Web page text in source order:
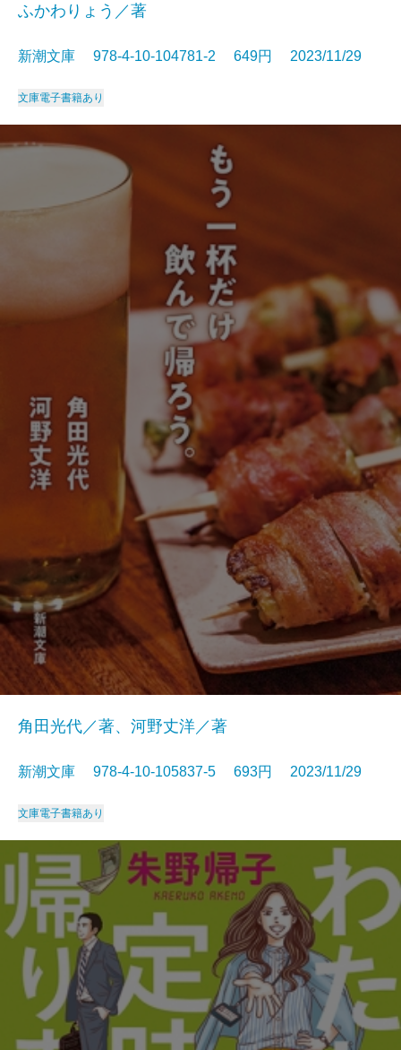
ふかわりょう／著
新潮文庫 978-4-10-104781-2 649円 2023/11/29
文庫電子書籍あり
角田光代／著、河野丈洋／著
新潮文庫 978-4-10-105837-5 693円 2023/11/29
文庫電子書籍あり